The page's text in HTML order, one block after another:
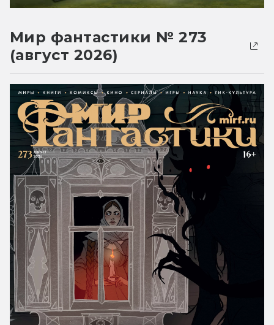
Мир фантастики № 273
(август 2026)